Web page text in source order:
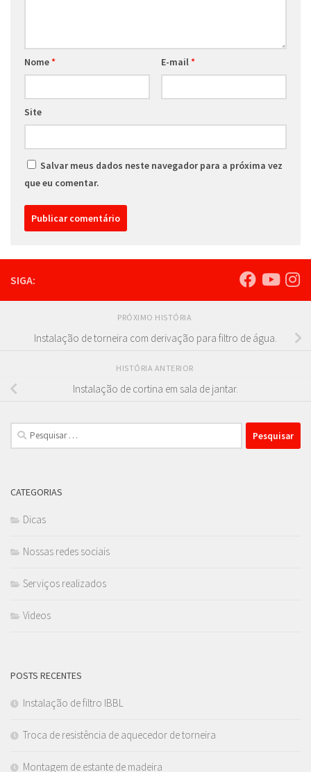
Nome* E-mail *
Site
Salvar meus dados neste navegador para a próxima vez
que eu comentar.
SIGA:
PRÓXIMO HISTÓRIA
Instalação de torneira com derivação para filtro de água.
HISTÓRIA ANTERIOR
Instalação de cortina em sala de jantar.
Pesquisar
por:
CATEGORIAS
Dicas
Nossas redes sociais
Serviços realizados
Videos
POSTS RECENTES
Instalação de filtro IBBL
Troca de resistência de aquecedor de torneira
Montagem de estante de madeira